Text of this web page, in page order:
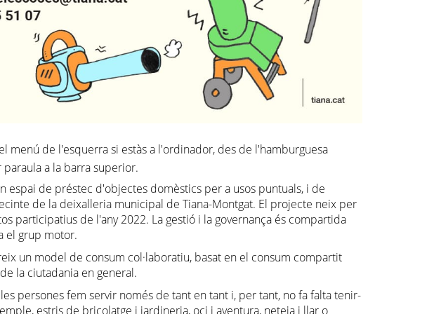
menú de l'esquerra si estàs a l'ordinador, des de l'hamburguesa
a la barra superior.
espai de préstec d'objectes domèstics per a usos puntuals, i de
de la deixalleria municipal de Tiana-Montgat. El projecte neix per
participatius de l'any 2022. La gestió i la governança és compartida
el grup motor.
un model de consum col·laboratiu, basat en el consum compartit
la ciutadania en general.
persones fem servir només de tant en tant i, per tant, no fa falta tenir-
estris de bricolatge i jardineria, oci i aventura, neteja i llar o